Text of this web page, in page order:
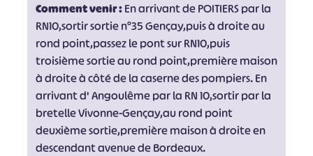
Comment venir :En arrivant de POITIERS par la
RN10,sortir sortie n°35 Gençay,puis à droite au
rond point,passez le pont sur RN10,puis
troisième sortie au rond point,première maison
à droite à côté de la caserne des pompiers. En
arrivant d' Angoulême par la RN 10,sortir par la
bretelle Vivonne-Gençay,au rond point
deuxième sortie,première maison à droite en
descendant avenue de Bordeaux.